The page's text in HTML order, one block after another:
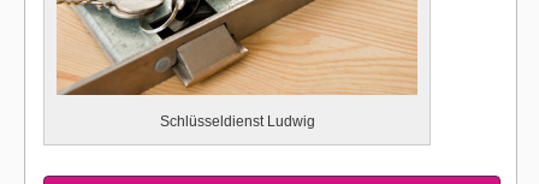
Schlüsseldienst Ludwig